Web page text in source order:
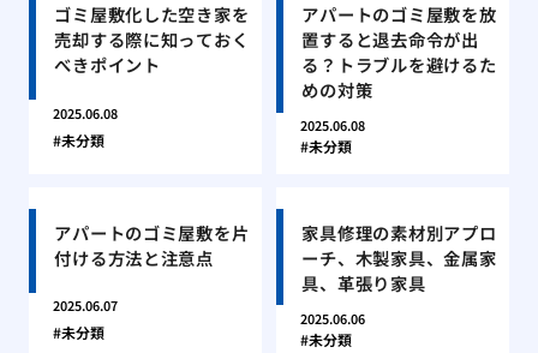
ゴミ屋敷化した空き家を
売却する際に知っておく
べきポイント
2025.06.08
未分類
アパートのゴミ屋敷を放
置すると退去命令が出
る？トラブルを避けるた
めの対策
2025.06.08
未分類
アパートのゴミ屋敷を片
付ける方法と注意点
2025.06.07
未分類
家具修理の素材別アプロ
ーチ、木製家具、金属家
具、革張り家具
2025.06.06
未分類